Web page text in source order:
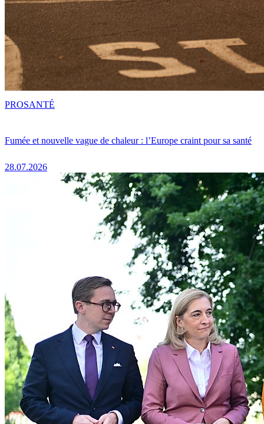
Fumée et nouvelle vague de chaleur : l’Europe craint pour sa santé
28.07.2026
PROSANTÉ